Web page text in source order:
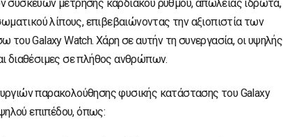
συσκευών μέτρησης καρδιακού ρυθμού, απώλειας ιδρώτα,
λίπους, επιβεβαιώνοντας την αξιοπιστία των
Galaxy Watch. Χάρη σε αυτήν τη συνεργασία, οι υψηλής
διαθέσιμες σε πλήθος ανθρώπων.
παρακολούθησης φυσικής κατάστασης του Galaxy
επιπέδου, όπως: